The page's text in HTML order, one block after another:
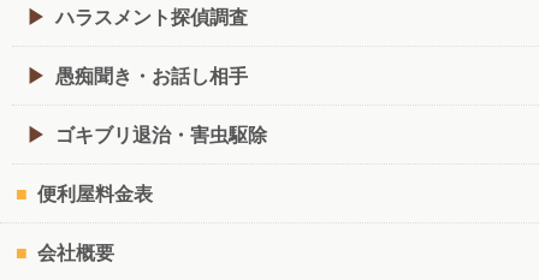
ハラスメント探偵調査
愚痴聞き・お話し相手
ゴキブリ退治・害虫駆除
便利屋料金表
会社概要